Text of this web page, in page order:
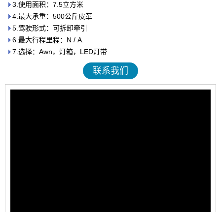
3.使用面积：7.5立方米
4.最大承重：500公斤皮革
5.驾驶形式：可拆卸牵引
6.最大行程里程：N / A.
7.选择：Awn，灯箱，LED灯带
联系我们